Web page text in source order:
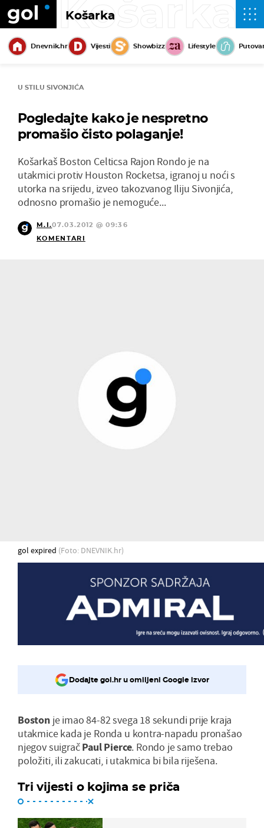
Košarka
Košarka
Dnevnik.hr Vijesti Showbizz Lifestyle
U STILU SIVONJIĆA
Pogledajte kako je nespretno
promašio čisto polaganje!
Košarkaš Boston Celticsa Rajon Rondo je na
utakmici protiv Houston Rocketsa, igranoj u noći s
utorka na srijedu, izveo takozvanog Iliju Sivonjića,
odnosno promašio je nemoguće...
M.I.07.03.2012 @ 09:36
KOMENTARI
gol expired (Foto: DNEVNIK.hr)
Dodajte gol.hr u omiljeni Google izvor
Bostonje imao 84-82 svega 18 sekundi prije kraja
utakmice kada je Ronda u kontra-napadu pronašao
njegov suigračPaul Pierce. Rondo je samo trebao
položiti, ili zakucati, i utakmica bi bila riješena.
Tri vijesti o kojima se priča